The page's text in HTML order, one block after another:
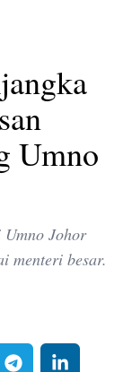
Umno
Umno Johor
menteri besar.